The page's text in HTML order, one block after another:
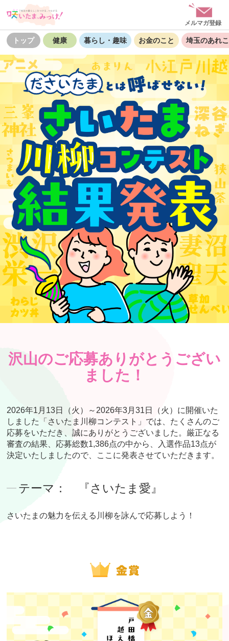
メルマガ登録
トップ 健康 暮らし・趣味 お金のこと 埼玉のあれ
沢山のご応募ありがとうござい
ました！
2026年1月13日（火）～2026年3月31日（火）に開催いた
しました「さいたま川柳コンテスト」では、たくさんのご
応募をいただき、誠にありがとうございました。厳正なる
審査の結果、応募総数1,386点の中から、入選作品13点が
決定いたしましたので、ここに発表させていただきます。
テーマ： 『さいたま愛』
さいたまの魅力を伝える川柳を詠んで応募しよう！